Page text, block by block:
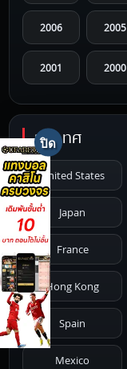
2006 2005
2001 2000
1996 1995
1991
1986 1985
1981 1980
1976 1975
1971 1970
1966 1965
ประเทศ
United States
Japan
France
Hong Kong
Spain
Mexico